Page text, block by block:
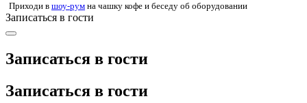
Приходи в шоу-рум на чашку кофе и беседу об оборудовании
Записаться в гости
Записаться в гости
Записаться в гости